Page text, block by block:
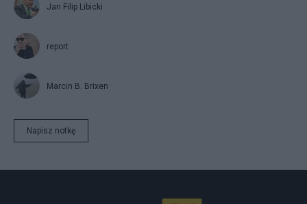
Jan Filip Libicki
report
Marcin B. Brixen
Napisz notkę